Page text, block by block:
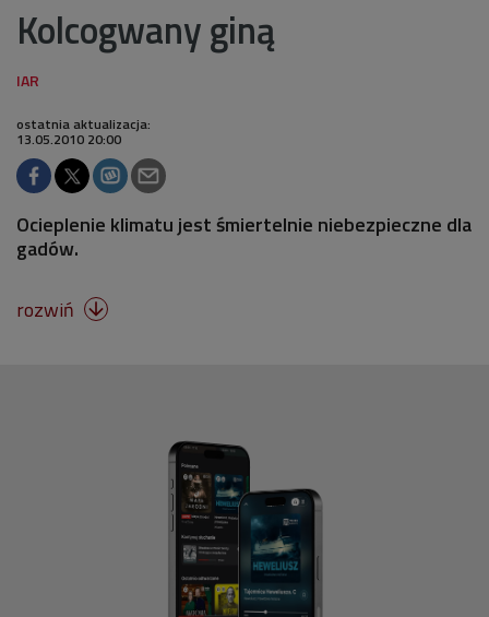
Kolcogwany giną
ostatnia aktualizacja:
13.05.2010 20:00
Ocieplenie klimatu jest śmiertelnie niebezpieczne dla
gadów.
rozwiń 